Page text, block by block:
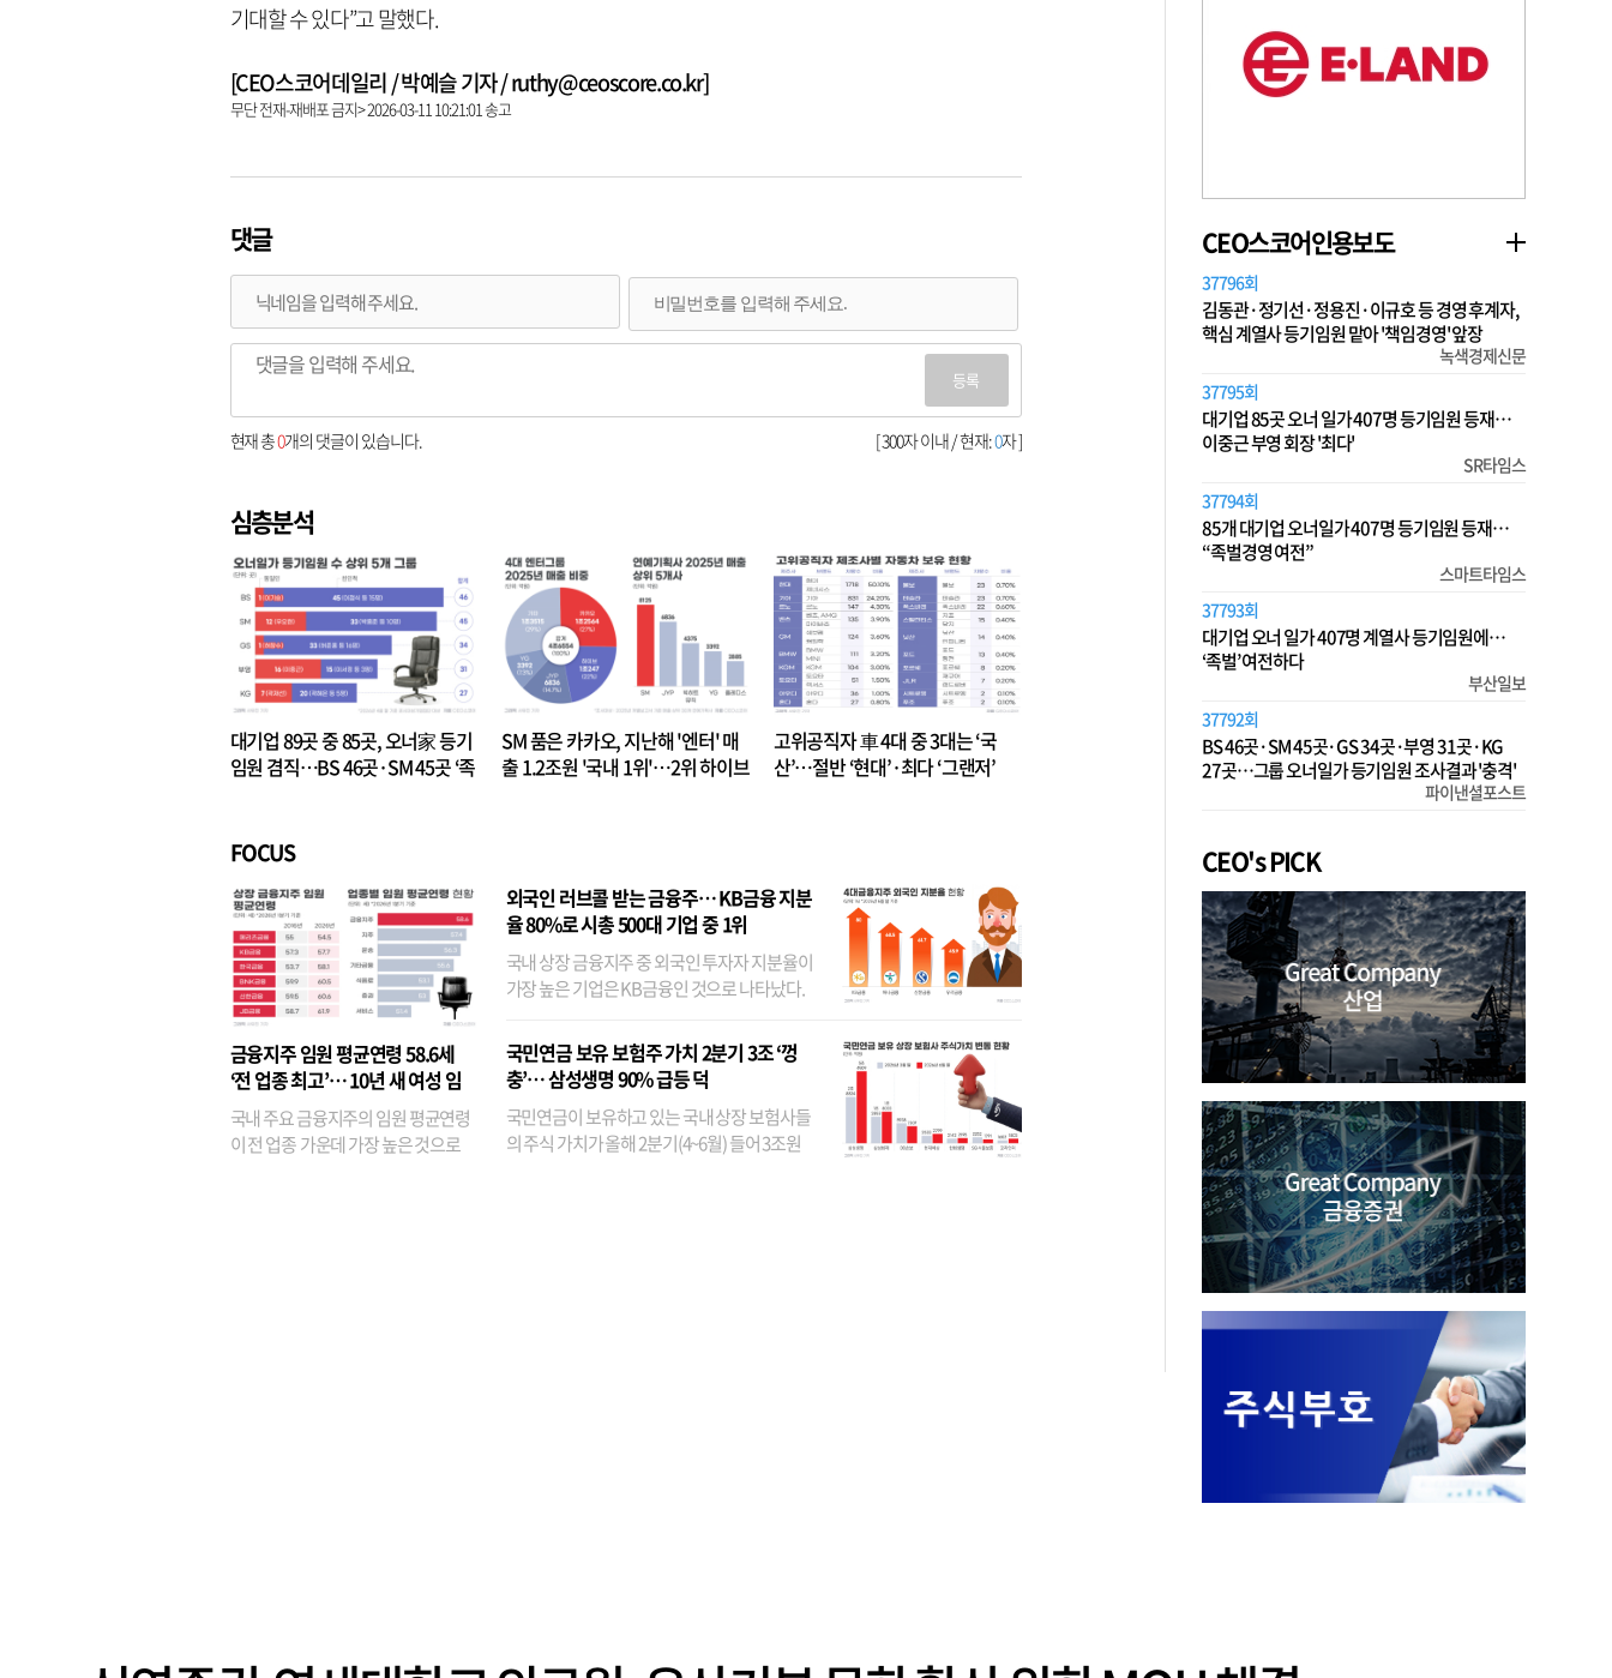
기대할 수 있다”고 말했다.
[CEO스코어데일리 / 박예슬 기자 / ruthy@ceoscore.co.kr]
무단 전재-재배포 금지> 2026-03-11 10:21:01 송고
댓글
등록
[ 300자 이내 / 현재:0자 ]
현재 총0개의 댓글이 있습니다.
심층분석
대기업 89곳 중 85곳, 오너家 등기
임원 겸직…BS 46곳·SM 45곳 ‘족
SM 품은 카카오, 지난해 '엔터' 매
출 1.2조원 '국내 1위'…2위 하이브
고위공직자 車 4대 중 3대는 ‘국
산’…절반 ‘현대’·최다 ‘그랜저’
FOCUS
금융지주 임원 평균연령 58.6세
‘전 업종 최고’… 10년 새 여성 임
원은 14배 껑충
국내 주요 금융지주의 임원 평균연령
이 전 업종 가운데 가장 높은 것으로
외국인 러브콜 받는 금융주… KB금융 지분
율 80%로 시총 500대 기업 중 1위
국내 상장 금융지주 중 외국인 투자자 지분율이
가장 높은 기업은 KB금융인 것으로 나타났다.
융이었다. 특히 KB금융은 지난달 말 기준 해외
기관투자자 지분율이...
국민연금 보유 보험주 가치 2분기 3조 ‘껑
충’… 삼성생명 90% 급등 덕
국민연금이 보유하고 있는 국내 상장 보험사들
의 주식 가치가 올해 2분기(4~6월) 들어 3조원
CEO스코어인용보도
37796회
김동관·정기선·정용진·이규호 등 경영 후계자,
핵심 계열사 등기임원 맡아 '책임경영' 앞장
녹색경제신문
37795회
대기업 85곳 오너 일가 407명 등기임원 등재…
이중근 부영 회장 '최다'
SR타임스
37794회
85개 대기업 오너일가 407명 등기임원 등재…
“족벌경영 여전”
스마트타임스
37793회
대기업 오너 일가 407명 계열사 등기임원에…
‘족벌’ 여전하다
부산일보
37792회
BS 46곳·SM 45곳·GS 34곳·부영 31곳·KG
27곳…그룹 오너일가 등기임원 조사결과 '충격'
파이낸셜포스트
CEO's PICK